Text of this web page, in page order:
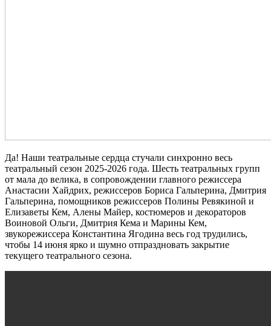
Да! Наши театральные сердца стучали синхронно весь
театральный сезон 2025-2026 года. Шесть театральных групп
от мала до велика, в сопровождении главного режиссера
Анастасии Хайдрих, режиссеров Бориса Гальперина, Дмитрия
Гальперина, помощников режиссеров Полины Ревякиной и
Елизаветы Кем, Алены Майер, костюмеров и декораторов
Воиновой Ольги, Дмитрия Кема и Марины Кем,
звукорежиссера Константина Ягодина весь год трудились,
чтобы 14 июня ярко и шумно отпраздновать закрытие
текущего театрального сезона.